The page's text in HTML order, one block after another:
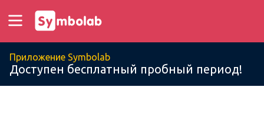
Приложение Symbolab
Доступен бесплатный пробный период!